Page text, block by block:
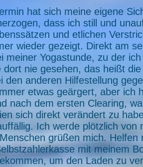
hat sich meine eigene
dass ich still und
und etlichen
wieder gezeigt. Direkt am
meiner Yogastunde, zu der
nie gesehen, das heißt
den anderen Hilfestellung
etwas geärgert, aber ich
nach dem ersten Clearing,
sich direkt verändert zu
Ich werde plötzlich von
grüßen mich. Helfen
mit meinem
um den Laden zu